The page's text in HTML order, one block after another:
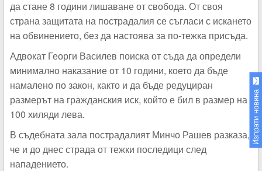
да стане 8 години лишаване от свобода. От своя
страна защитата на пострадалия се съгласи с искането
на обвинението, без да настоява за по-тежка присъда.
Адвокат Георги Василев поиска от съда да определи
минимално наказание от 10 години, което да бъде
намалено по закон, както и да бъде редуциран
размерът на гражданския иск, който е бил в размер на
100 хиляди лева.
В съдебната зала пострадалият Минчо Рашев разказа,
че и до днес страда от тежки последици след
нападението.
Изпрати новина